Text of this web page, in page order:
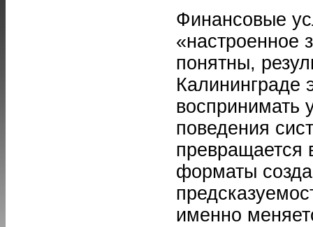
Финансовые
«настроенное
понятны,
Калининграде
воспринимать
поведения
превращается
форматы
именно